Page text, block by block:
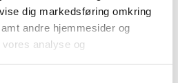
dig markedsføring omkring
andre hjemmesider og
analyse og